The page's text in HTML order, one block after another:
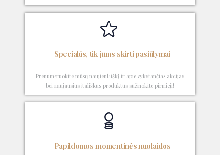
Specialūs, tik jums skirti pasiūlymai
Prenumeruokite mūsų naujienlaiškį ir apie vykstančias akcijas
bei naujausius itališkus produktus sužinokite pirmieji!
Papildomos momentinės nuolaidos